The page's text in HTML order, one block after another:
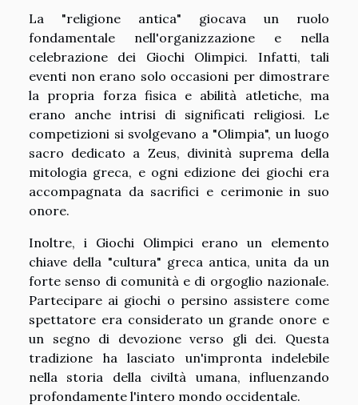
La "religione antica" giocava un ruolo
fondamentale nell'organizzazione e nella
celebrazione dei Giochi Olimpici. Infatti, tali
eventi non erano solo occasioni per dimostrare
la propria forza fisica e abilità atletiche, ma
erano anche intrisi di significati religiosi. Le
competizioni si svolgevano a "Olimpia", un luogo
sacro dedicato a Zeus, divinità suprema della
mitologia greca, e ogni edizione dei giochi era
accompagnata da sacrifici e cerimonie in suo
onore.
Inoltre, i Giochi Olimpici erano un elemento
chiave della "cultura" greca antica, unita da un
forte senso di comunità e di orgoglio nazionale.
Partecipare ai giochi o persino assistere come
spettatore era considerato un grande onore e
un segno di devozione verso gli dei. Questa
tradizione ha lasciato un'impronta indelebile
nella storia della civiltà umana, influenzando
profondamente l'intero mondo occidentale.